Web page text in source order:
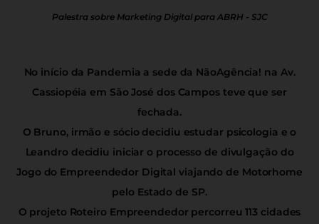
Palestra sobre Marketing Digital para ABRH - SJC
No início da Pandemia a sede da NãoAgência! na Av.
Cassiopéia em São José dos Campos teve que ser
fechada.
O Bruno, irmão e sócio decidiu estudar psicologia e o
Leandro decidiu iniciar o processo de divulgação do
Jogo do Empreendedor Digital viajando de Motorhome
pelo Estado de SP.
O projeto Roteiro Empreendedor percorreu 113 cidades